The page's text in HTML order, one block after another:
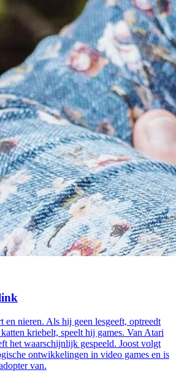
en nieren. Als hij geen lesgeeft, optreedt
kriebelt, speelt hij games. Van Atari
het waarschijnlijk gespeeld. Joost volgt
ontwikkelingen in video games en is
van.